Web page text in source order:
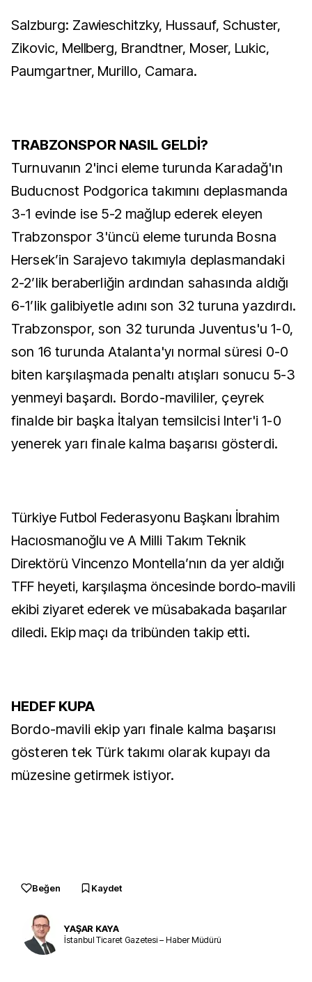
Salzburg: Zawieschitzky, Hussauf, Schuster,
Zikovic, Mellberg, Brandtner, Moser, Lukic,
Paumgartner, Murillo, Camara.
TRABZONSPOR NASIL GELDİ?
Turnuvanın 2'inci eleme turunda Karadağ'ın
Buducnost Podgorica takımını deplasmanda
3-1 evinde ise 5-2 mağlup ederek eleyen
Trabzonspor 3'üncü eleme turunda Bosna
Hersek’in Sarajevo takımıyla deplasmandaki
2-2’lik beraberliğin ardından sahasında aldığı
6-1’lik galibiyetle adını son 32 turuna yazdırdı.
Trabzonspor, son 32 turunda Juventus'u 1-0,
son 16 turunda Atalanta'yı normal süresi 0-0
biten karşılaşmada penaltı atışları sonucu 5-3
yenmeyi başardı. Bordo-mavililer, çeyrek
finalde bir başka İtalyan temsilcisi Inter'i 1-0
yenerek yarı finale kalma başarısı gösterdi.
Türkiye Futbol Federasyonu Başkanı İbrahim
Hacıosmanoğlu ve A Milli Takım Teknik
Direktörü Vincenzo Montella’nın da yer aldığı
TFF heyeti, karşılaşma öncesinde bordo-mavili
ekibi ziyaret ederek ve müsabakada başarılar
diledi. Ekip maçı da tribünden takip etti.
HEDEF KUPA
Bordo-mavili ekip yarı finale kalma başarısı
gösteren tek Türk takımı olarak kupayı da
müzesine getirmek istiyor.
Beğen Kaydet
YAŞAR KAYA
İstanbul Ticaret Gazetesi – Haber Müdürü